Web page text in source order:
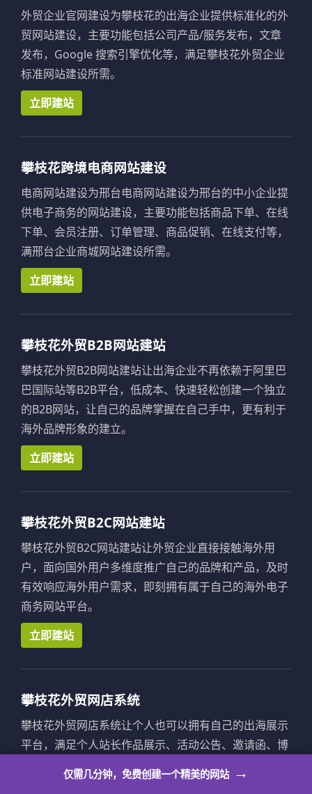
仅需几分钟，免费创建一个精美的网站→
外贸企业官网建设为攀枝花的出海企业提供标准化的外
贸网站建设，主要功能包括公司产品/服务发布，文章
发布，Google 搜索引擎优化等，满足攀枝花外贸企业
标准网站建设所需。
立即建站
攀枝花跨境电商网站建设
电商网站建设为邢台电商网站建设为邢台的中小企业提
供电子商务的网站建设，主要功能包括商品下单、在线
下单、会员注册、订单管理、商品促销、在线支付等，
满邢台企业商城网站建设所需。
立即建站
攀枝花外贸B2B网站建站
攀枝花外贸B2B网站建站让出海企业不再依赖于阿里巴
巴国际站等B2B平台，低成本、快速轻松创建一个独立
的B2B网站，让自己的品牌掌握在自己手中，更有利于
海外品牌形象的建立。
立即建站
攀枝花外贸B2C网站建站
攀枝花外贸B2C网站建站让外贸企业直接接触海外用
户，面向国外用户多维度推广自己的品牌和产品，及时
有效响应海外用户需求，即刻拥有属于自己的海外电子
商务网站平台。
立即建站
攀枝花外贸网店系统
攀枝花外贸网店系统让个人也可以拥有自己的出海展示
平台，满足个人站长作品展示、活动公告、邀请函、博